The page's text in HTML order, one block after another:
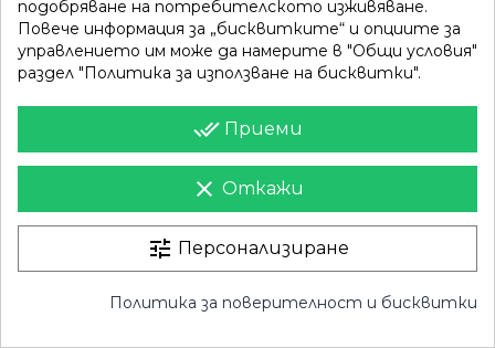
БЪРЗ ПРЕГЛЕД
ИГРА АТЕЛИЕ БИЖУТА
31,00 €
60,62 лв.
БЪРЗ ПРЕГЛЕД
ОЦВЕТЯВАНЕ С
13,50 €
26,40 лв.
подобряване на потребителското изживяване.
Повече информация за „бисквитките“ и опциите за
управлението им може да намерите в "Общи условия"
раздел "Политика за използване на бисквитки".
done_all Приеми
clear Откажи
tune Персонализиране
Политика за поверителност и бисквитки